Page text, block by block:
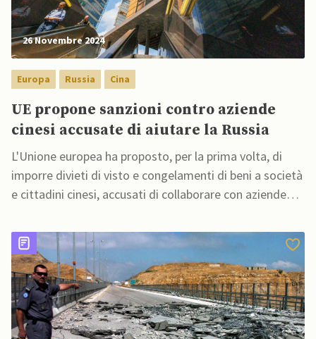
26 Novembre 2024
Europa Russia Cina
UE propone sanzioni contro aziende
cinesi accusate di aiutare la Russia
L'Unione europea ha proposto, per la prima volta, di
imporre divieti di visto e congelamenti di beni a società
e cittadini cinesi, accusati di collaborare con aziende